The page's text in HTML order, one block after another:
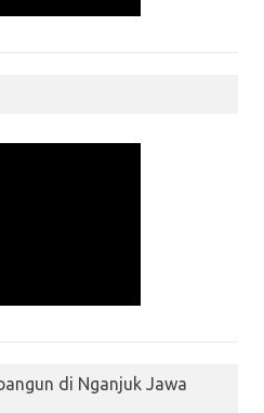
di Nganjuk Jawa